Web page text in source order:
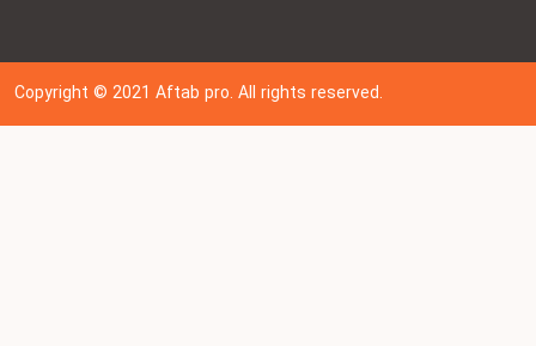
Copyright © 202 1Aftab pro. All rights reserved.